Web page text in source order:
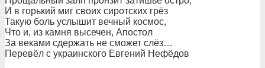
И в горький миг своих сиротских грёз
Такую боль услышит вечный космос,
Что и, из камня высечен, Апостол
За веками сдержать не сможет слёз…
Перевёл с украинского Евгений Нефёдов